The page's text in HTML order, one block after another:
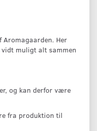
Aromagaarden. Her
muligt alt sammen
og kan derfor være
fra produktion til